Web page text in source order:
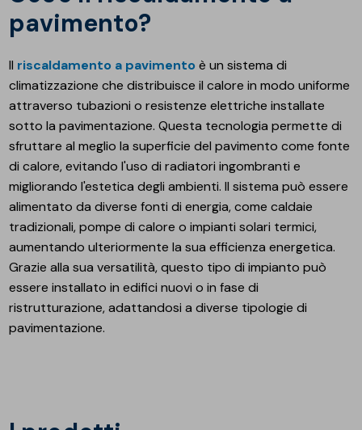
pavimento?
Il riscaldamento a pavimento è un sistema di
climatizzazione che distribuisce il calore in modo uniforme
attraverso tubazioni o resistenze elettriche installate
sotto la pavimentazione. Questa tecnologia permette di
sfruttare al meglio la superficie del pavimento come fonte
di calore, evitando l'uso di radiatori ingombranti e
migliorando l'estetica degli ambienti. Il sistema può essere
alimentato da diverse fonti di energia, come caldaie
tradizionali, pompe di calore o impianti solari termici,
aumentando ulteriormente la sua efficienza energetica.
Grazie alla sua versatilità, questo tipo di impianto può
essere installato in edifici nuovi o in fase di
ristrutturazione, adattandosi a diverse tipologie di
pavimentazione.